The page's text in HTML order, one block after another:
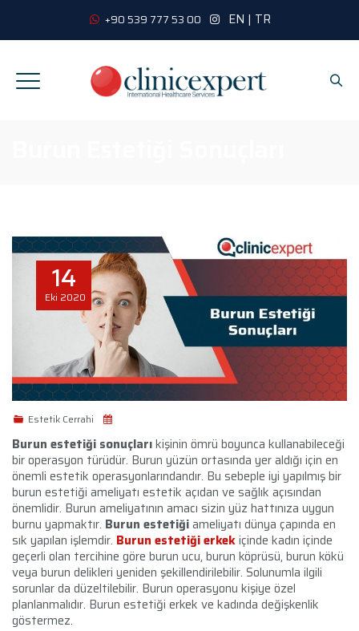
+90 539 777 53 00 EN | TR
14
Eki 2020
Estetik Cerrahi
Burun estetiği sonuçlarıkişinin ömrü boyunca kullanabileceği
bir operasyon türüdür. Burun yüzün ortasında yer aldığı için en
önemli estetik operasyonlarındandır. Bu sebeple iyi yapılmış bir
burun estetiği ameliyatı estetik açıdan ve sağlık açısından
önemlidir. Burun ameliyatının amacı sizin yüz hattınıza uygun
burnu yapmaktır. Burun estetiğiameliyatı dünya çapında en
sık yapılan işlemdir. Burun estetiği erkekiçinde kadın içinde
geçerli olan tercihine göre burun ucu, burun köprüsü, burun kökü
veya burun delikleri yeniden şekillendirilebilir. Solunumla ilgili
sorunlar da düzeltilebilir. Burun operasyonu kişiye özel
planlanmalıdır. Burun estetiği erkek ve kadında değişkenlik
göstermez.